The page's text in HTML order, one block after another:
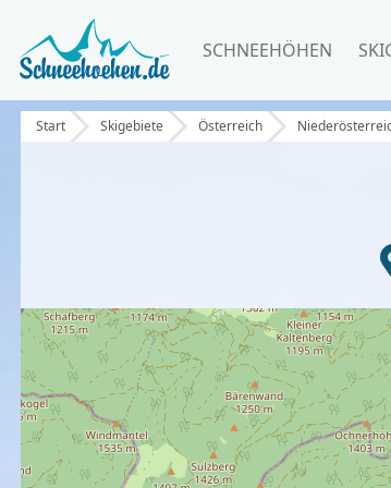
SCHNEEHÖHEN
Start Skigebiete Österreich